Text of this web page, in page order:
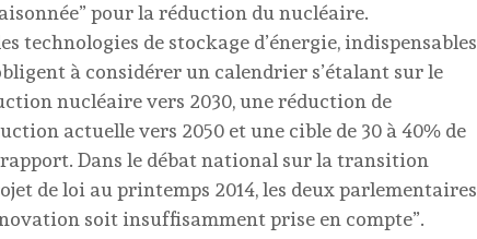
pour la réduction du nucléaire.
technologies de stockage d’énergie, indispensables
à considérer un calendrier s’étalant sur le
nucléaire vers 2030, une réduction de
actuelle vers 2050 et une cible de 30 à 40% de
rapport. Dans le débat national sur la transition
de loi au printemps 2014, les deux parlementaires
soit insuffisamment prise en compte”.